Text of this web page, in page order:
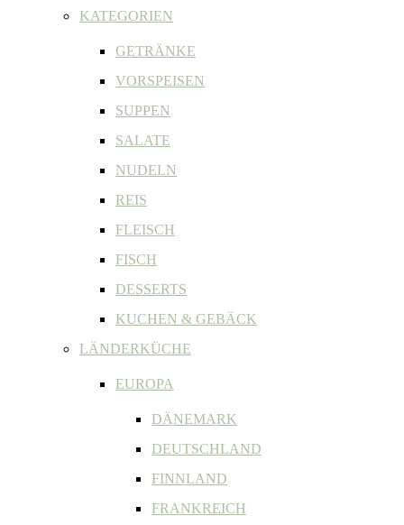
KATEGORIEN
GETRÄNKE
VORSPEISEN
SUPPEN
SALATE
NUDELN
REIS
FLEISCH
FISCH
DESSERTS
KUCHEN & GEBÄCK
LÄNDERKÜCHE
EUROPA
DÄNEMARK
DEUTSCHLAND
FINNLAND
FRANKREICH